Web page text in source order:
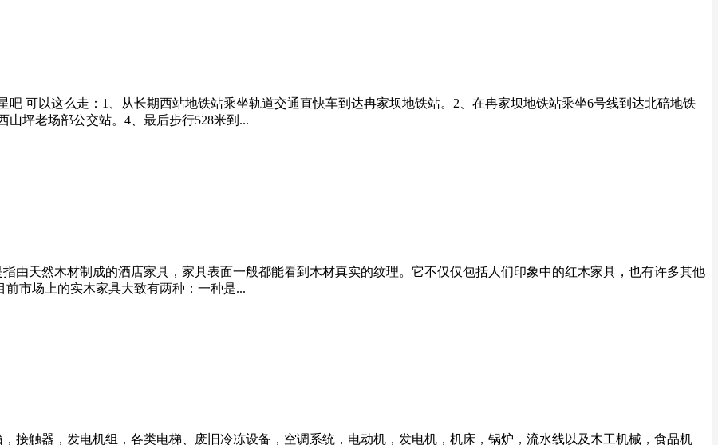
吧 可以这么走：1、从长期西站地铁站乘坐轨道交通直快车到达冉家坝地铁站。2、在冉家坝地铁站乘坐6号线到达北碚地铁
山坪老场部公交站。4、最后步行528米到...
由天然木材制成的酒店家具，家具表面一般都能看到木材真实的纹理。它不仅仅包括人们印象中的红木家具，也有许多其他
市场上的实木家具大致有两种：一种是...
接触器，发电机组，各类电梯、废旧冷冻设备，空调系统，电动机，发电机，机床，锅炉，流水线以及木工机械，食品机